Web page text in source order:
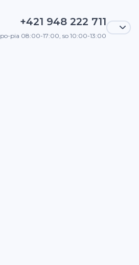
+421 948 222 711
po-pia 08:00-17:00, so 10:00-13:00